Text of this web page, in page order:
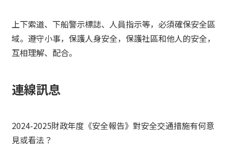
上下索道、下船警示標誌、人員指示等，必須確保安全區
域。遵守小事，保護人身安全，保護社區和他人的安全，
互相理解、配合。
連線訊息
2024-2025財政年度《安全報告》對安全交通措施有何意
見或看法？